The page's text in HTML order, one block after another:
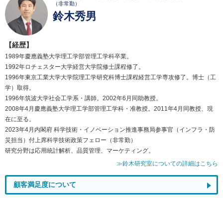
（非常勤）
鈴木秀男
【経歴】
1989年慶應義塾大学理工学部管理工学科卒業。
1992年ロチェスター大学経営大学院修士課程修了。
1996年東京工業大学大学院理工学研究科博士課程経営工学専攻修了。博士（工
学）取得。
1996年筑波大学社会工学系・講師。2002年6月同助教授。
2008年4月慶應義塾大学理工学部管理工学科・准教授。2011年4月同教授、現
在に至る。
2023年4月内閣府 科学技術・イノベーション推進事務局参事官（インフラ・防
災担当）付上席科学技術政策フェロー（非常勤）
研究分野は応用統計解析、品質管理、マーケティング。
≫鈴木研究室についての詳細はこちら
顧客満足度について